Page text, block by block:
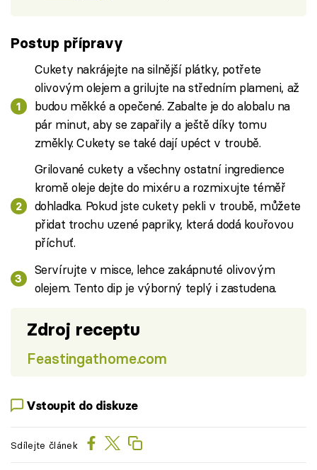
Postup přípravy
Cukety nakrájejte na silnější plátky, potřete
olivovým olejem a grilujte na středním plameni, až
budou měkké a opečené. Zabalte je do alobalu na
pár minut, aby se zapařily a ještě díky tomu
změkly. Cukety se také dají upéct v troubě.
Grilované cukety a všechny ostatní ingredience
kromě oleje dejte do mixéru a rozmixujte téměř
dohladka. Pokud jste cukety pekli v troubě, můžete
přidat trochu uzené papriky, která dodá kouřovou
příchuť.
Servírujte v misce, lehce zakápnuté olivovým
olejem. Tento dip je výborný teplý i zastudena.
Zdroj receptu
Feastingathome.com
Vstoupit do diskuze
Sdílejte článek